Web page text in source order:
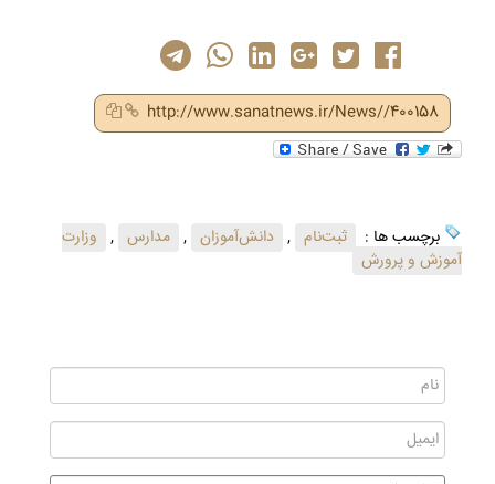
http://www.sanatnews.ir/News//400158
برچسب ها : ثبت‌نام , دانش‌آموزان , مدارس , وزارت
آموزش و پرورش